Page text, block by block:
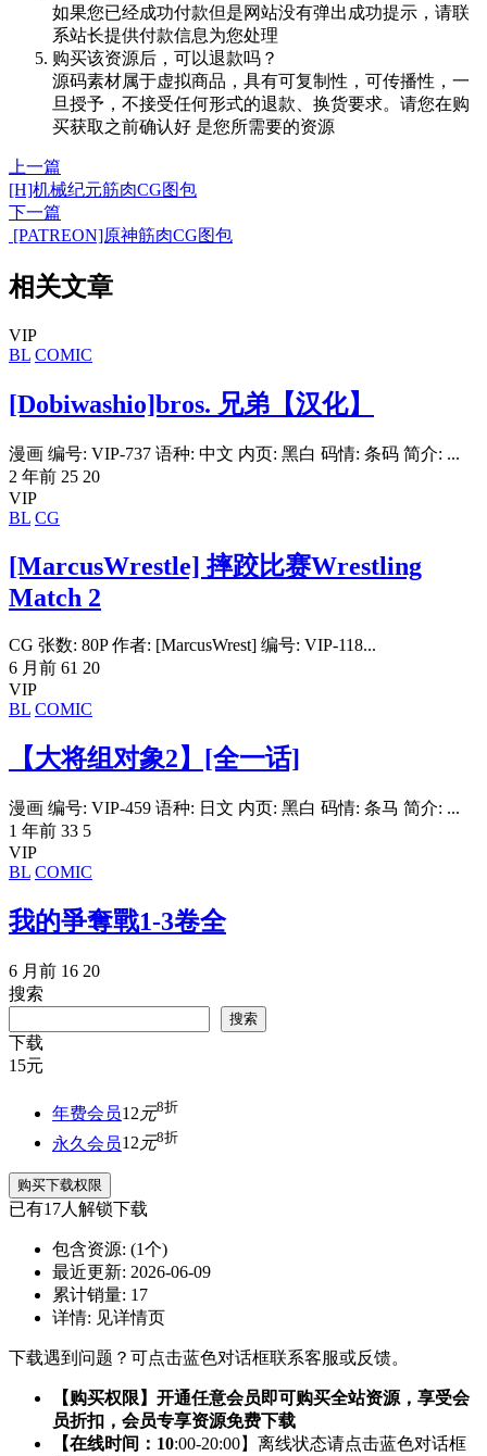
如果您已经成功付款但是网站没有弹出成功提示，请联
系站长提供付款信息为您处理
购买该资源后，可以退款吗？
源码素材属于虚拟商品，具有可复制性，可传播性，一
旦授予，不接受任何形式的退款、换货要求。请您在购
买获取之前确认好 是您所需要的资源
上一篇
[H]机械纪元筋肉CG图包
下一篇
[PATREON]原神筋肉CG图包
相关文章
VIP
BL COMIC
[Dobiwashio]bros. 兄弟【汉化】
漫画 编号: VIP-737 语种: 中文 内页: 黑白 码情: 条码 简介: ...
2 年前 25 20
VIP
BL CG
[MarcusWrestle] 摔跤比赛Wrestling
Match 2
CG 张数: 80P 作者: [MarcusWrest] 编号: VIP-118...
6 月前 61 20
VIP
BL COMIC
【大将组对象2】[全一话]
漫画 编号: VIP-459 语种: 日文 内页: 黑白 码情: 条马 简介: ...
1 年前 33 5
VIP
BL COMIC
我的爭奪戰1-3卷全
6 月前 16 20
搜索
搜索
下载
15元
年费会员12 元8折
永久会员12元8折
购买下载权限
已有17人解锁下载
包含资源: (1个)
最近更新: 2026-06-09
累计销量: 17
详情: 见详情页
下载遇到问题？可点击蓝色对话框联系客服或反馈。
【购买权限】开通任意会员即可购买全站资源，享受会
员折扣，会员专享资源免费下载
【在线时间：10:00-20:00】离线状态请点击蓝色对话框